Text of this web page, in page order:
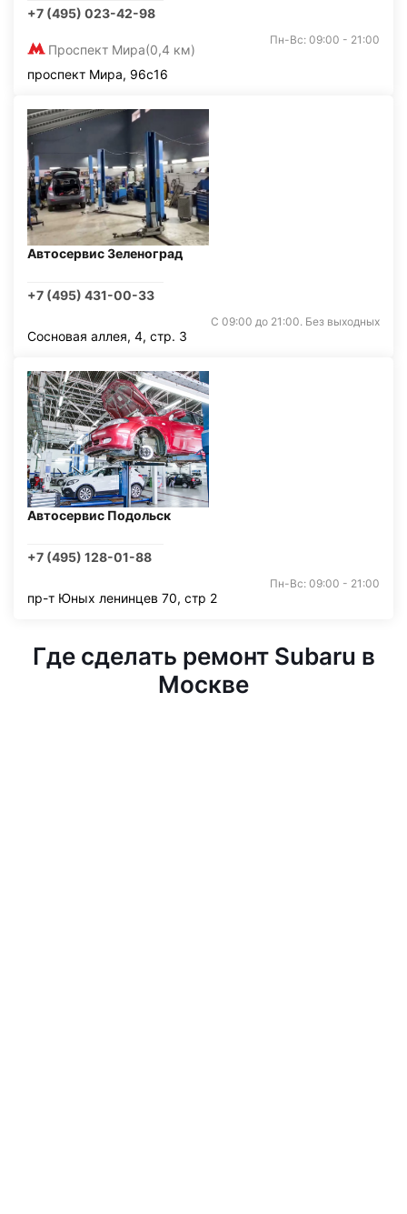
+7 (495) 023-42-98
Проспект Мира(0,4 км)
Пн-Вс: 09:00 - 21:00
проспект Мира, 96с16
Автосервис Зеленоград
+7 (495) 431-00-33
С 09:00 до 21:00. Без выходных
Сосновая аллея, 4, стр. 3
Автосервис Подольск
+7 (495) 128-01-88
Пн-Вс: 09:00 - 21:00
пр-т Юных ленинцев 70, стр 2
Где сделать ремонт Subaru в
Москве